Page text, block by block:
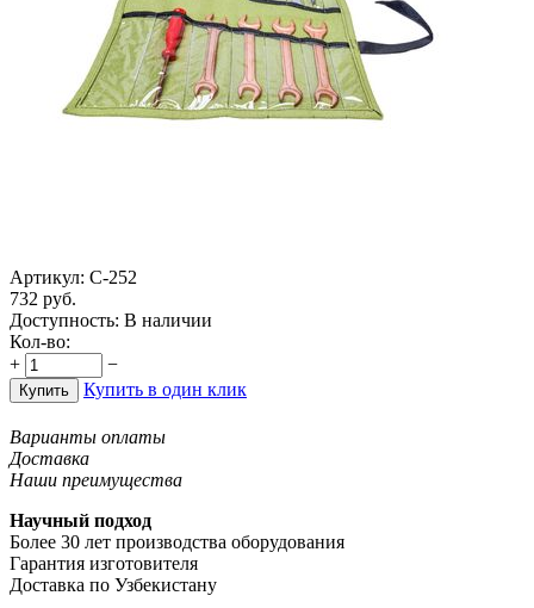
Артикул: С-252
732 руб.
Доступность: В наличии
Кол-во:
+
−
Купить Купить в один клик
Варианты оплаты
Доставка
Наши преимущества
Научный подход
Более 30 лет производства оборудования
Гарантия изготовителя
Доставка по Узбекистану